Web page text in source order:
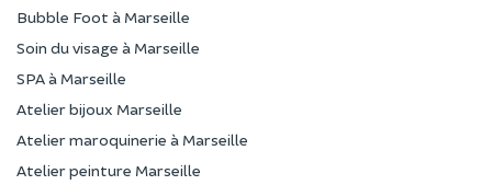
Bubble Foot à Marseille
Soin du visage à Marseille
SPA à Marseille
Atelier bijoux Marseille
Atelier maroquinerie à Marseille
Atelier peinture Marseille